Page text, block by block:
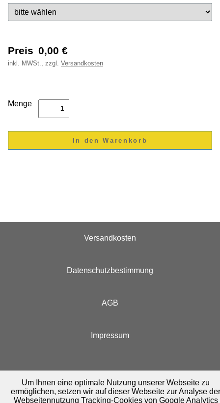
Preis 0,00 €
inkl. MWSt., zzgl. Versandkosten
Menge
Versandkosten
Datenschutzbestimmung
AGB
Impressum
Um Ihnen eine optimale Nutzung unserer Webseite zu
ermöglichen, setzen wir auf dieser Webseite zur Analyse
Webseitennutzung Tracking-Cookies von Google Analytics